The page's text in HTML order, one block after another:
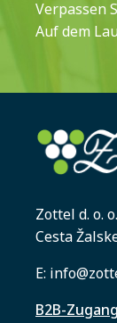
Verpassen
Auf dem
Zottel d. o. o.
Cesta
E:
B2B-Zugang